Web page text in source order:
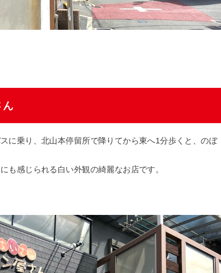
ん
に乗り、北山本停留所で降りてから東へ1分歩くと、のぼ
も感じられる白い外観の綺麗なお店です。